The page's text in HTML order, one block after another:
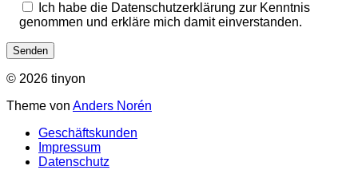
Ich habe die Datenschutzerklärung zur Kenntnis
genommen und erkläre mich damit einverstanden.
© 2026 tinyon
Theme von Anders Norén
Geschäftskunden
Impressum
Datenschutz